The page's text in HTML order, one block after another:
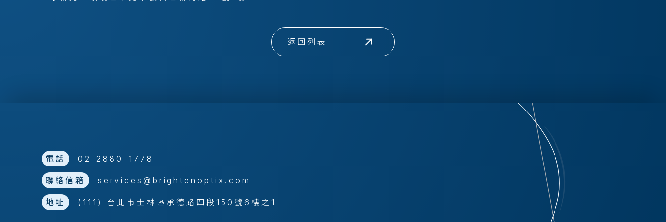
返回列表
電話 02-2880-1778
聯絡信箱 services@brightenoptix.com
地址 (111) 台北市士林區承德路四段150號6樓之1